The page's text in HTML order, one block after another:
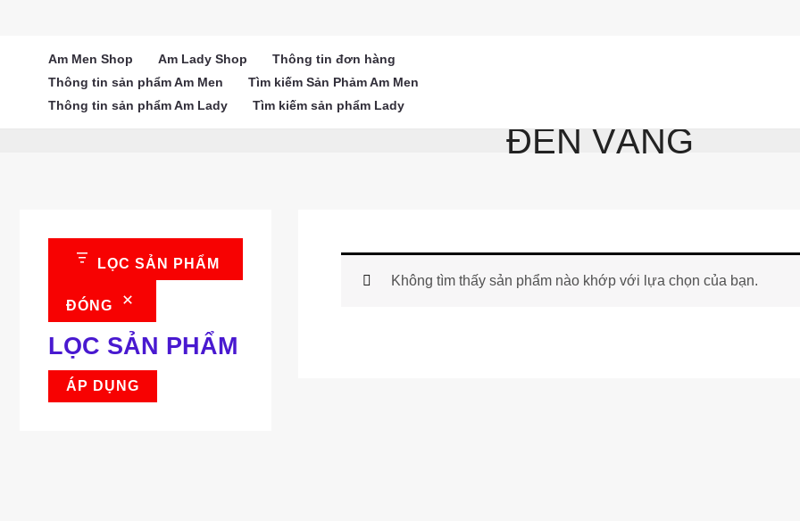
Am Men Shop Am Lady Shop
Thông tin đơn hàng
Thông tin sản phẩm Am Men
Tìm kiếm Sản Phảm Am Men
Thông tin sản phẩm Am Lady
Tìm kiếm sản phẩm Lady
ĐEN VÀNG
LỌC SẢN PHẨM
ĐÓNG
LỌC SẢN PHẨM
ÁP DỤNG
Không tìm thấy sản phẩm nào khớp với lựa chọn của bạn.